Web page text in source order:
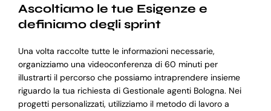
Ascoltiamo le tue Esigenze e
definiamo degli sprint
Una volta raccolte tutte le informazioni necessarie,
organizziamo una videoconferenza di 60 minuti per
illustrarti il percorso che possiamo intraprendere insieme
riguardo la tua richiesta di Gestionale agenti Bologna. Nei
progetti personalizzati, utilizziamo il metodo di lavoro a